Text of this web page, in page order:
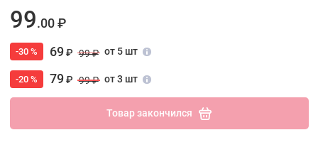
99.00 ₽
-30 % 69₽ 99 ₽ от 5 шт
-20 % 79₽ 99 ₽ от 3 шт
Товар закончился